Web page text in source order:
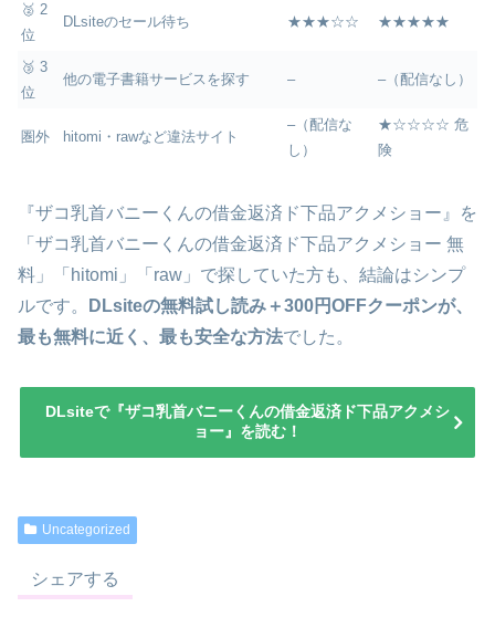
🥈 2
位
DLsiteのセール待ち ★★★☆☆ ★★★★★
🥉 3
位
他の電子書籍サービスを探す – –（配信なし）
圏外 hitomi・rawなど違法サイト
–（配信な
し）
★☆☆☆☆ 危
険
『ザコ乳首バニーくんの借金返済ド下品アクメショー』を
「ザコ乳首バニーくんの借金返済ド下品アクメショー 無
料」「hitomi」「raw」で探していた方も、結論はシンプ
ルです。
DLsiteの無料試し読み＋300円OFFクーポンが、
最も無料に近く、最も安全な方法でした。
DLsiteで『ザコ乳首バニーくんの借金返済ド下品アクメシ
ョー』を読む！
Uncategorized
シェアする